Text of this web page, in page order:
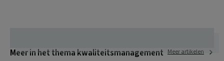
Meer in het thema kwaliteitsmanagement Meer artikelen